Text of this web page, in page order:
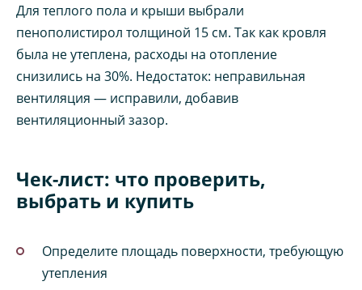
Для теплого пола и крыши выбрали
пенополистирол толщиной 15 см. Так как кровля
была не утеплена, расходы на отопление
снизились на 30%. Недостаток: неправильная
вентиляция — исправили, добавив
вентиляционный зазор.
Чек-лист: что проверить,
выбрать и купить
Определите площадь поверхности, требующую
утепления